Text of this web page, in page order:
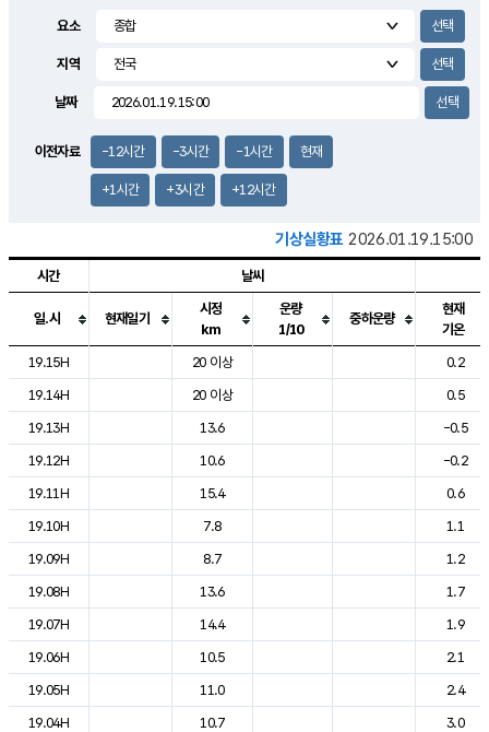
1.5m/s
요소
지역
날짜
이전자료 -12시간 -3시간 -1시간 현재
+1시간 +3시간 +12시간
기상실황표 2026.01.19.15:00
도시별 기상실황표로 지점, 날씨, 기온, 강수, 바람, 기압등을 안내한 표입
시간 날씨
일.시 현재일기
시정
km
운량
1/10
중하운량
현재
기온
19.15H
20 이상
0.2
19.14H
20 이상
0.5
19.13H
13.6
-0.5
19.12H
10.6
-0.2
19.11H
15.4
0.6
19.10H
7.8
1.1
19.09H
8.7
1.2
19.08H
13.6
1.7
19.07H
14.4
1.9
19.06H
10.5
2.1
19.05H
11.0
2.4
19.04H
10.7
3.0